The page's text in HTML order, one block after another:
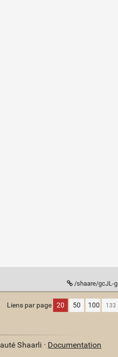
/shaare/gcJL-g
Liens par page 20 50 100
Shaarli · Documentation